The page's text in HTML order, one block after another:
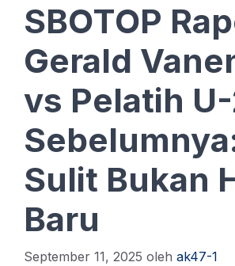
SBOTOP
Gerald
vs Pelatih
Sulit Bukan
Baru
September 11, 2025 oleh ak47-1